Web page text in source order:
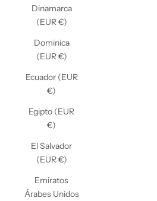
Dinamarca
(EUR €)
Dominica
(EUR €)
Ecuador (EUR
€)
Egipto (EUR
€)
El Salvador
(EUR €)
Emiratos
Árabes Unidos